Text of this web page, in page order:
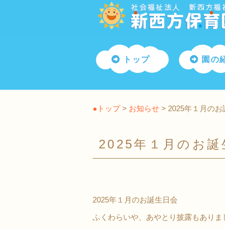
トップ 園の
●トップ> お知らせ > 2025年１月のお
2025年１月のお誕
2025年１月のお誕生日会
ふくわらいや、あやとり披露もありま